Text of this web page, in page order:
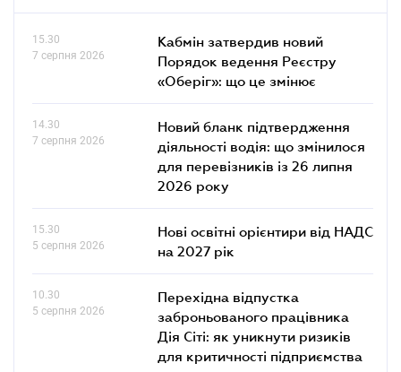
15.30
7 серпня 2026
Кабмін затвердив новий
Порядок ведення Реєстру
«Оберіг»: що це змінює
14.30
7 серпня 2026
Новий бланк підтвердження
діяльності водія: що змінилося
для перевізників із 26 липня
2026 року
15.30
5 серпня 2026
Нові освітні орієнтири від НАДС
на 2027 рік
10.30
5 серпня 2026
Перехідна відпустка
заброньованого працівника
Дія Сіті: як уникнути ризиків
для критичності підприємства